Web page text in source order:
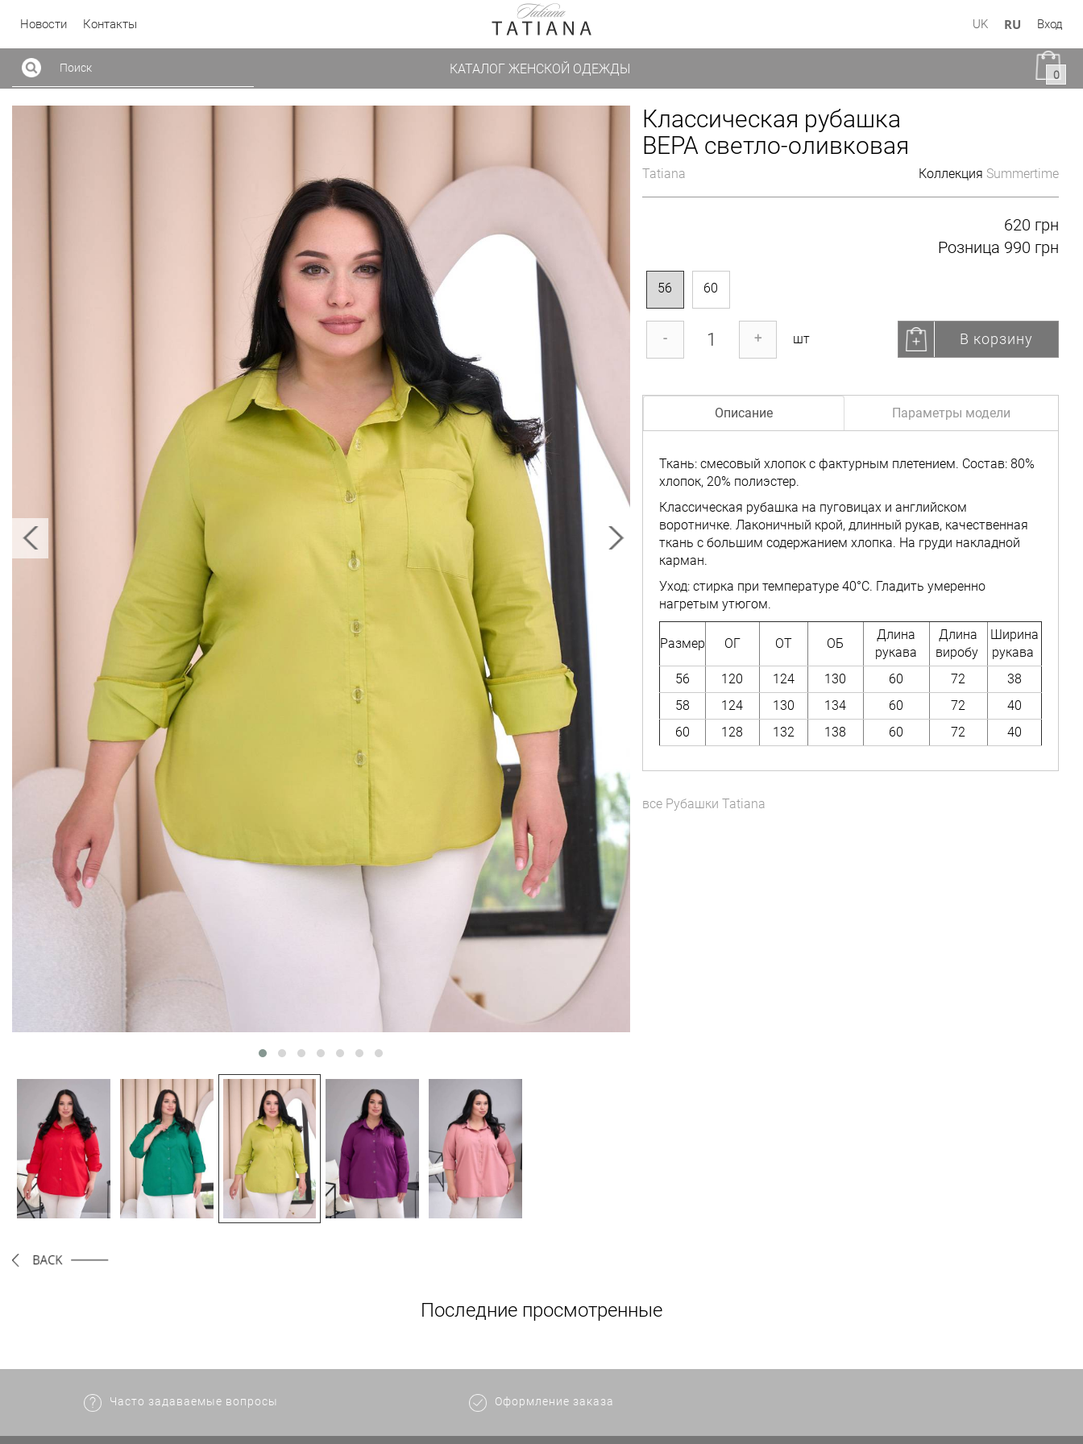
Новости Контакты UK RU Вход
КАТАЛОГ ЖЕНСКОЙ ОДЕЖДЫ 0
Классическая рубашка
ВЕРА светло-оливковая
Tatiana Коллекция Summertime
620 грн
Розница 990 грн
56 60
- + шт В корзину
Описание Параметры модели
Ткань: смесовый хлопок с фактурным плетением. Состав: 80%
хлопок, 20% полиэстер.
Классическая рубашка на пуговицах и английском
воротничке. Лаконичный крой, длинный рукав, качественная
ткань с большим содержанием хлопка. На груди накладной
карман.
Уход: стирка при температуре 40°C. Гладить умеренно
нагретым утюгом.
Размер ОГ ОТ ОБ
Длина
рукава
Длина
виробу
Ширина
рукава
56
120 124 130 60 72
38
58
124 130 134 60 72
40
60
128 132 138 60 72 40
все Рубашки Tatiana
Последние просмотренные
Часто задаваемые вопросы Оформление заказа